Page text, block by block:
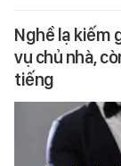
Nghề lạ kiếm
vụ chủ nhà,
tiếng